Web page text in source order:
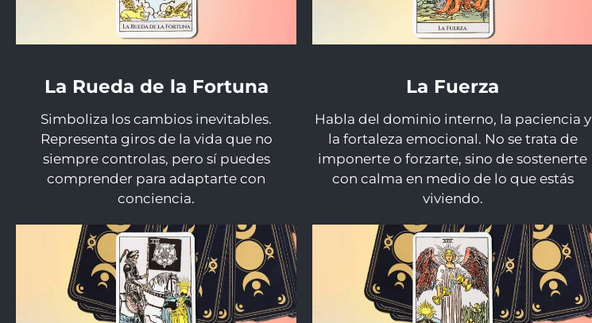
La Rueda de la Fortuna
Simboliza los cambios inevitables.
Representa giros de la vida que no
siempre controlas, pero sí puedes
comprender para adaptarte con
conciencia.
La Fuerza
Habla del dominio interno, la paciencia y
la fortaleza emocional. No se trata de
imponerte o forzarte, sino de sostenerte
con calma en medio de lo que estás
viviendo.